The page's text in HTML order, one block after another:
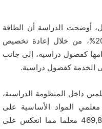
أوضحت الدراسة أن الطاقة
الاستيعابية للفصول توسعت بنسبة 20%، من خلال إعادة تخصيص
كفصول دراسية، إلى جانب
داخل المنظومة الدراسية،
المواد الأساسية على
مستوى الجمهورية والبالغ عددهم 469,860 معلما مما انعكس على